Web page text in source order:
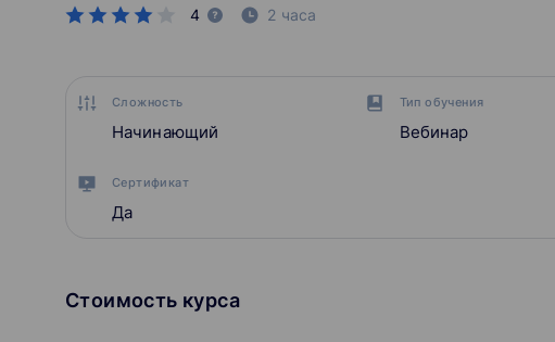
4 2 часа
Сложность
Начинающий
Тип обучения
Вебинар
Сертификат
Да
Стоимость курса